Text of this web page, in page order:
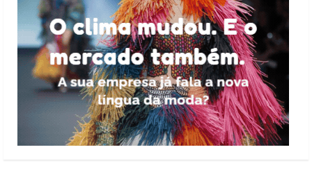
5
4 de agosto de 2026
1
Dia dos Pais reforça retomada da
moda no varejo
7 de agosto de 2026